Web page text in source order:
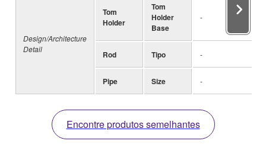
Design/Architecture
Detail
Tom
Holder
Tom
Holder
Base
-
Rod Tipo -
Pipe Size -
Encontre produtos semelhantes